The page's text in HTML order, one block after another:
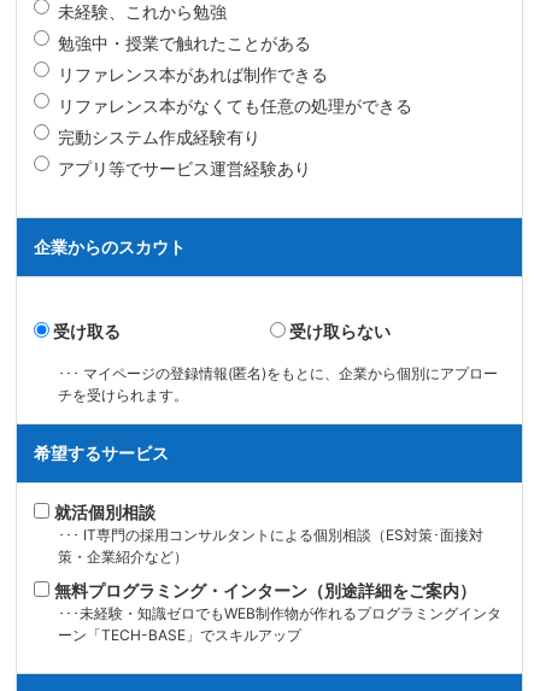
未経験、これから勉強
勉強中・授業で触れたことがある
リファレンス本があれば制作できる
リファレンス本がなくても任意の処理ができる
完動システム作成経験有り
アプリ等でサービス運営経験あり
企業からのスカウト
受け取る 受け取らない
･･･ マイページの登録情報(匿名)をもとに、企業から個別にアプロー
チを受けられます。
希望するサービス
就活個別相談
･･･ IT専門の採用コンサルタントによる個別相談（ES対策･面接対
策・企業紹介など）
無料プログラミング・インターン（別途詳細をご案内）
･･･未経験・知識ゼロでもWEB制作物が作れるプログラミングインタ
ーン「TECH-BASE」でスキルアップ